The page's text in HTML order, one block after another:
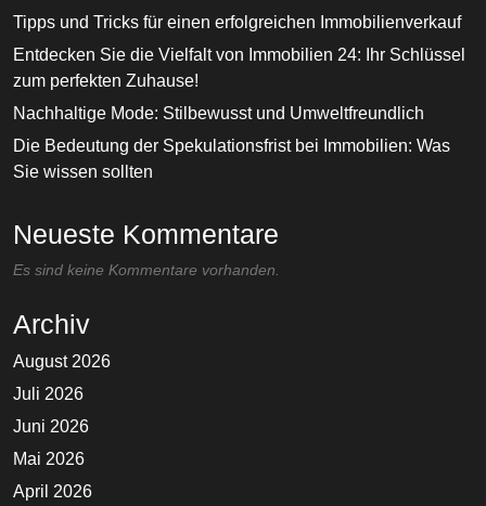
Tipps und Tricks für einen erfolgreichen Immobilienverkauf
Entdecken Sie die Vielfalt von Immobilien 24: Ihr Schlüssel
zum perfekten Zuhause!
Nachhaltige Mode: Stilbewusst und Umweltfreundlich
Die Bedeutung der Spekulationsfrist bei Immobilien: Was
Sie wissen sollten
Neueste Kommentare
Es sind keine Kommentare vorhanden.
Archiv
August 2026
Juli 2026
Juni 2026
Mai 2026
April 2026